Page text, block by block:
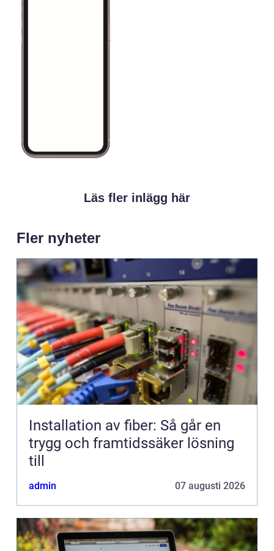
Läs fler inlägg här
Fler nyheter
Installation av fiber: Så går en
trygg och framtidssäker lösning
till
admin 07 augusti 2026